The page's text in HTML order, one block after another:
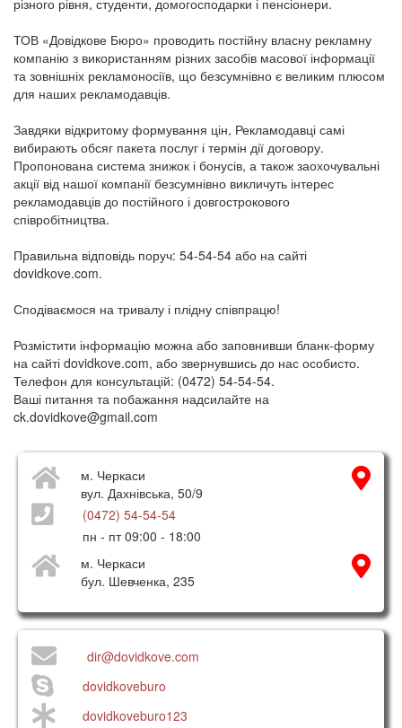
ТОВ «Довідкове Бюро» проводить постійну власну рекламну
компанію з використанням різних засобів масової інформації
та зовнішніх рекламоносіїв, що безсумнівно є великим плюсом
для наших рекламодавців.
Завдяки відкритому формування цін, Рекламодавці самі
вибирають обсяг пакета послуг і термін дії договору.
Пропонована система знижок і бонусів, а також заохочувальні
акції від нашої компанії безсумнівно викличуть інтерес
рекламодавців до постійного і довгострокового
співробітництва.
Правильна відповідь поруч: 54-54-54 або на сайті
dovidkove.com.
Сподіваємося на тривалу і плідну співпрацю!
Розмістити інформацію можна або заповнивши бланк-форму
на сайті dovidkove.com, або звернувшись до нас особисто.
Телефон для консультацій: (0472) 54-54-54.
Ваші питання та побажання надсилайте на
ck.dovidkove@gmail.com
м. Черкаси
вул. Дахнівська, 50/9
(0472) 54-54-54
пн - пт 09:00 - 18:00
м. Черкаси
бул. Шевченка, 235
dir@dovidkove.com
dovidkoveburo
dovidkoveburo123